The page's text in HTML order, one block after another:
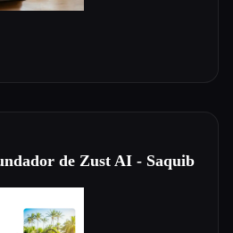
de Zust AI - Saquib